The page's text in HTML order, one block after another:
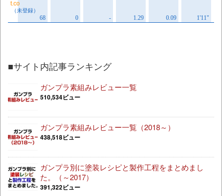
■サイト内記事ランキング
ガンプラ素組みレビュー一覧
510,534ビュー
ガンプラ素組みレビュー一覧（2018～）
438,518ビュー
ガンプラ別に塗装レシピと製作工程をまとめまし
た。（～2017）
391,322ビュー